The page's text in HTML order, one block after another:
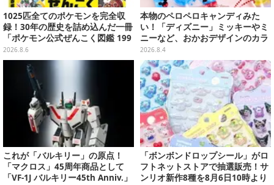
1025匹全てのポケモンを完全収
録！30年の歴史を詰め込んだ一冊
「ポケモン公式ぜんこく図鑑 199
6-2026」が大ボリューム
2026.8.6
本物のペロペロキャンディみた
い！「ディズニー」ミッキーやミ
ニーなど、おかおデザインのカラ
フルチャーム全10種が8月31日発
売
2026.8.4
これが「バルキリー」の原点！
「マクロス」45周年商品として
「VF-1J バルキリー45th Anniv.」
「ボンボンドロップシール」がロ
フトネットストアで抽選販売！サ
ンリオ新作8種を8月6日10時より